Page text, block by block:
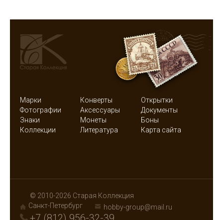
Марки Конверты
Открытки
Фотографии
Аксессуары
Документы
Знаки
Монеты
Боны
Коллекции
Литература Карта сайта
© 2010-2026 Старая Коллекция
Санкт-Петербург
hobby-group@mail.ru